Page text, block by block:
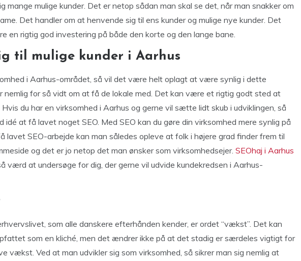
mange mulige kunder. Det er netop sådan man skal se det, når man snakker om
Det handler om at henvende sig til ens kunder og mulige nye kunder. Det
en rigtig god investering på både den korte og den lange bane.
til mulige kunder i Aarhus
i Aarhus-området, så vil det være helt oplagt at være synlig i dette
nemlig for så vidt om at få de lokale med. Det kan være et rigtig godt sted at
Hvis du har en virksomhed i Aarhus og gerne vil sætte lidt skub i udviklingen, så
at få lavet noget SEO. Med SEO kan du gøre din virksomhed mere synlig på
lavet SEO-arbejde kan man således opleve at folk i højere grad finder frem til
og det er jo netop det man ønsker som virksomhedsejer. SEOhaj i Aarhus
værd at undersøge for dig, der gerne vil udvide kundekredsen i Aarhus-
som alle danskere efterhånden kender, er ordet “vækst”. Det kan
som en kliché, men det ændrer ikke på at det stadig er særdeles vigtigt for
vækst. Ved at man udvikler sig som virksomhed, så sikrer man sig nemlig at